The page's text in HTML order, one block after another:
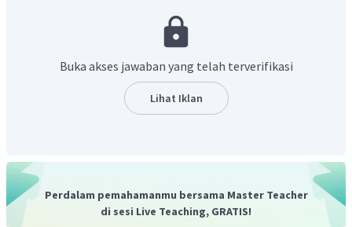
dan efektif serta bijak, selain itu konservasi akan terjadi jika
menerapkan prinsip
Jadi, jawaban yang benar adalah B
Buka akses jawaban yang telah terverifikasi
Lihat Iklan
Perdalam pemahamanmu bersama Master Teacher
di sesi Live Teaching, GRATIS!